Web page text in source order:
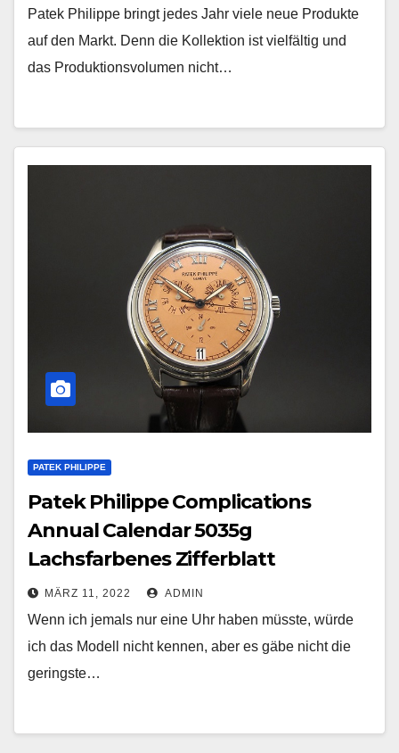
Patek Philippe bringt jedes Jahr viele neue Produkte
auf den Markt. Denn die Kollektion ist vielfältig und
das Produktionsvolumen nicht…
PATEK PHILIPPE
Patek Philippe Complications
Annual Calendar 5035g
Lachsfarbenes Zifferblatt
MÄRZ 11, 2022 ADMIN
Wenn ich jemals nur eine Uhr haben müsste, würde
ich das Modell nicht kennen, aber es gäbe nicht die
geringste…